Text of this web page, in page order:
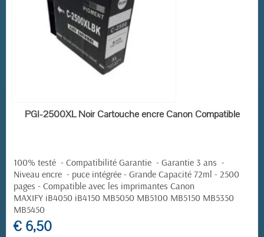
(1 avis)
EN STOCK
PGI-2500XL Noir Cartouche encre Canon Compatible
100% testé - Compatibilité Garantie - Garantie 3 ans -
Niveau encre - puce intégrée - Grande Capacité 72ml - 2500
pages - Compatible avec les imprimantes Canon
MAXIFY iB4050 iB4150 MB5050 MB5100 MB5150 MB5350
MB5450
€ 6,50